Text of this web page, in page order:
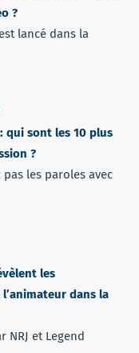
?
lancé dans la
qui sont les 10 plus
?
les paroles avec
les
dans la
NRJ et Legend